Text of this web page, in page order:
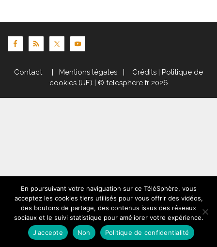
Contact| Mentions légales | Crédits | Politique de
cookies (UE) | © telesphere.fr 2026
En poursuivant votre naviguation sur ce TéléSphère, vous
acceptez les cookies tiers utilisés pour vous offrir des vidéos,
des boutons de partage, des contenus issus des réseaux
sociaux et le suivi statistique pour améliorer votre expérience.
J'accepte
Non Politique de confidentialité